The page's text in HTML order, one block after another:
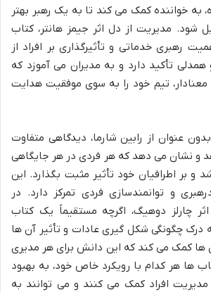
به خواننده کمک می کند تا به یک رهبر بهتر
شود. مدیریت از دل اثر جیمز هانتر، کتاب
رهبری خدماتی و تأثیرگذاری بر افراد از
تأکید دارد و به مدیران می آموزد که
معنادار، تیم خود را به سوی موفقیت هدایت
عنوان از رابین شارما، دیدگاهی متفاوت
و نشان می دهد که هر فردی در هر جایگاهی
و بر اطرافیان خود تأثیر مثبت بگذارد. این
و توانمندسازی فردی تمرکز دارد. در
چارلز دوهیگ، اگرچه مستقیماً یک کتاب
درک چگونگی شکل گیری عادات و تأثیر آن ها
ها کمک می کند که این دانش برای هر مدیری
ها هر کدام با رویکرد خاص خود، به بهبود
مدیریت افراد کمک می کنند و می توانند به